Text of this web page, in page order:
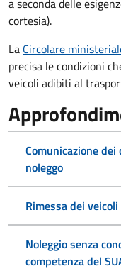
a seconda delle
cortesia).
La Circolare
precisa le condizioni
veicoli adibiti al
Comunicazione
noleggo
Rimessa dei veicoli
Noleggio senza
competenza del